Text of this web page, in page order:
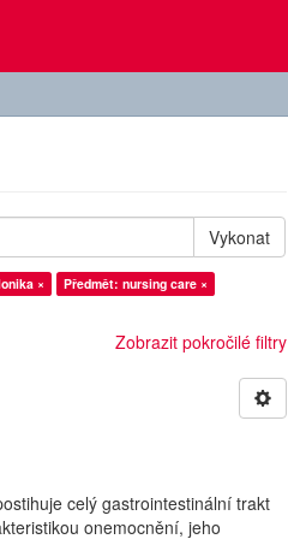
Vykonat
×
Předmět: nursing care ×
Zobrazit pokročilé filtry
celý gastrointestinální trakt
onemocnění, jeho